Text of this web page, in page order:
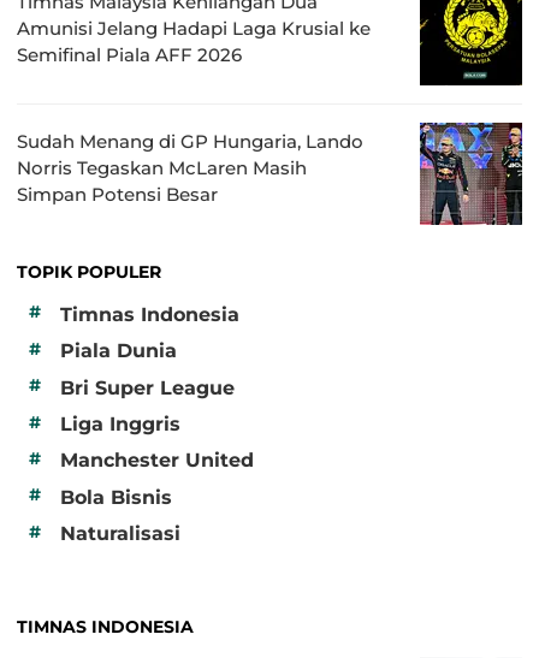
Amunisi Jelang Hadapi Laga Krusial ke
Semifinal Piala AFF 2026
Sudah Menang di GP Hungaria, Lando
Norris Tegaskan McLaren Masih
Simpan Potensi Besar
TOPIK POPULER
#
Timnas Indonesia
# Piala Dunia
# Bri Super League
# Liga Inggris
# Manchester United
# Bola Bisnis
# Naturalisasi
TIMNAS INDONESIA